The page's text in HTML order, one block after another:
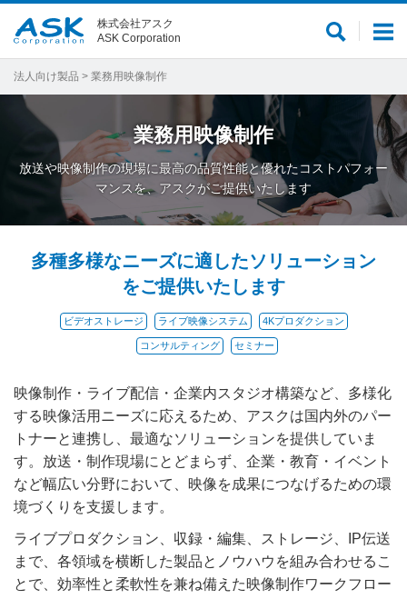
メ
ー
サ
内
株式会社アスク
ASK Corporation
法人向け製品 > 業務用映像制作
業務用映像制作
放送や映像制作の現場に最高の品質性能と優れたコストパフォー
マンスを、アスクがご提供いたします
多種多様なニーズに適したソリューション
をご提供いたします
ビデオストレージ ライブ映像システム 4Kプロダクション
コンサルティング セミナー
映像制作・ライブ配信・企業内スタジオ構築など、多様化
する映像活用ニーズに応えるため、アスクは国内外のパー
トナーと連携し、最適なソリューションを提供していま
す。放送・制作現場にとどまらず、企業・教育・イベント
など幅広い分野において、映像を成果につなげるための環
境づくりを支援します。
ライブプロダクション、収録・編集、ストレージ、IP伝送
まで、各領域を横断した製品とノウハウを組み合わせるこ
とで、効率性と柔軟性を兼ね備えた映像制作ワークフロー